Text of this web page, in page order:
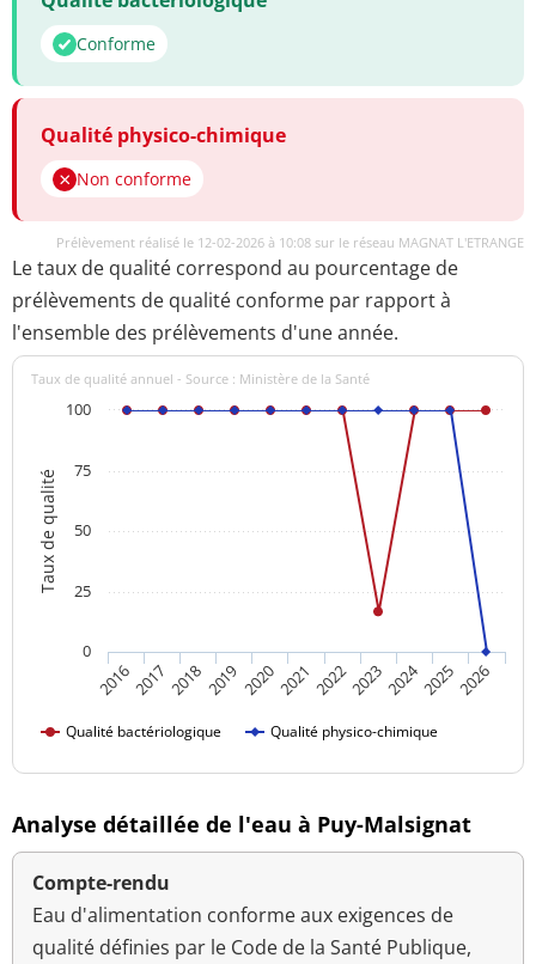
Conforme
Qualité physico-chimique
Non conforme
Prélèvement réalisé le 12-02-2026 à 10:08 sur le réseau MAGNAT L'ETRANGE
Le taux de qualité correspond au pourcentage de
prélèvements de qualité conforme par rapport à
l'ensemble des prélèvements d'une année.
Taux de qualité
Taux de qualité annuel - Source : Ministère de la Santé
Qualité bactériologique Qualité physico-chimique
20162017 201820192020202120222023202420252026
0
25
50
75
100
Analyse détaillée de l'eau à Puy-Malsignat
Compte-rendu
Eau d'alimentation conforme aux exigences de
qualité définies par le Code de la Santé Publique,